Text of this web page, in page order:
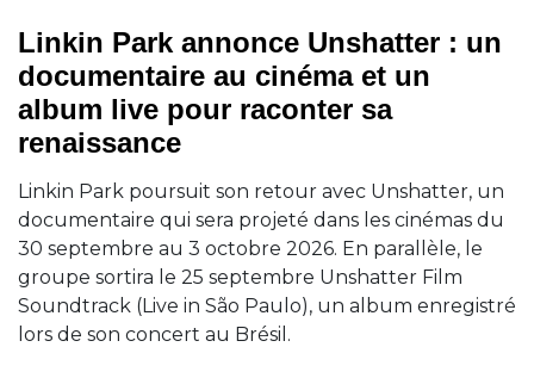
Linkin Park annonce Unshatter : un
documentaire au cinéma et un
album live pour raconter sa
renaissance
Linkin Park poursuit son retour avec Unshatter, un
documentaire qui sera projeté dans les cinémas du
30 septembre au 3 octobre 2026. En parallèle, le
groupe sortira le 25 septembre Unshatter Film
Soundtrack (Live in São Paulo), un album enregistré
lors de son concert au Brésil.